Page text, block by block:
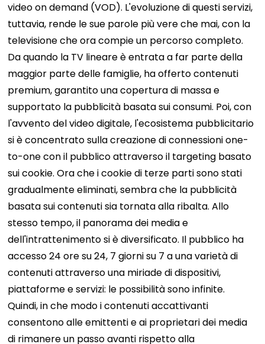
video on demand (VOD). L'evoluzione di questi servizi,
tuttavia, rende le sue parole più vere che mai, con la
televisione che ora compie un percorso completo.
Da quando la TV lineare è entrata a far parte della
maggior parte delle famiglie, ha offerto contenuti
premium, garantito una copertura di massa e
supportato la pubblicità basata sui consumi. Poi, con
l'avvento del video digitale, l'ecosistema pubblicitario
si è concentrato sulla creazione di connessioni one-
to-one con il pubblico attraverso il targeting basato
sui cookie. Ora che i cookie di terze parti sono stati
gradualmente eliminati, sembra che la pubblicità
basata sui contenuti sia tornata alla ribalta. Allo
stesso tempo, il panorama dei media e
dell'intrattenimento si è diversificato. Il pubblico ha
accesso 24 ore su 24, 7 giorni su 7 a una varietà di
contenuti attraverso una miriade di dispositivi,
piattaforme e servizi: le possibilità sono infinite.
Quindi, in che modo i contenuti accattivanti
consentono alle emittenti e ai proprietari dei media
di rimanere un passo avanti rispetto alla